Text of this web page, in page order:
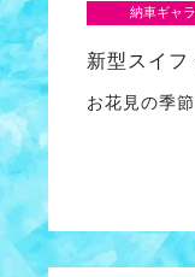
納車ギャ
新型スイフ
お花見の季